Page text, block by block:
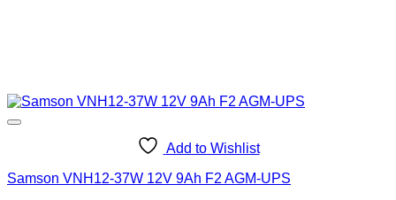
Add to Wishlist
Samson VNH12-37W 12V 9Ah F2 AGM-UPS